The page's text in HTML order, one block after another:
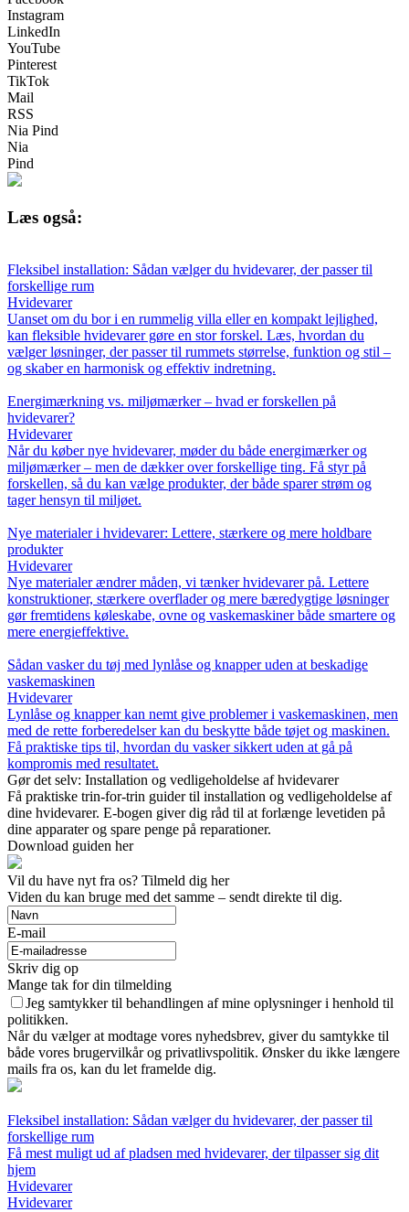
Instagram
LinkedIn
YouTube
Pinterest
TikTok
Mail
RSS
Nia Pind
Nia
Pind
Læs også:
Fleksibel installation: Sådan vælger du hvidevarer, der passer til
forskellige rum
Hvidevarer
Uanset om du bor i en rummelig villa eller en kompakt lejlighed,
kan fleksible hvidevarer gøre en stor forskel. Læs, hvordan du
vælger løsninger, der passer til rummets størrelse, funktion og stil –
og skaber en harmonisk og effektiv indretning.
Energimærkning vs. miljømærker – hvad er forskellen på
hvidevarer?
Hvidevarer
Når du køber nye hvidevarer, møder du både energimærker og
miljømærker – men de dækker over forskellige ting. Få styr på
forskellen, så du kan vælge produkter, der både sparer strøm og
tager hensyn til miljøet.
Nye materialer i hvidevarer: Lettere, stærkere og mere holdbare
produkter
Hvidevarer
Nye materialer ændrer måden, vi tænker hvidevarer på. Lettere
konstruktioner, stærkere overflader og mere bæredygtige løsninger
gør fremtidens køleskabe, ovne og vaskemaskiner både smartere og
mere energieffektive.
Sådan vasker du tøj med lynlåse og knapper uden at beskadige
vaskemaskinen
Hvidevarer
Lynlåse og knapper kan nemt give problemer i vaskemaskinen, men
med de rette forberedelser kan du beskytte både tøjet og maskinen.
Få praktiske tips til, hvordan du vasker sikkert uden at gå på
kompromis med resultatet.
Gør det selv: Installation og vedligeholdelse af hvidevarer
Få praktiske trin-for-trin guider til installation og vedligeholdelse af
dine hvidevarer. E-bogen giver dig råd til at forlænge levetiden på
dine apparater og spare penge på reparationer.
Download guiden her
Vil du have nyt fra os? Tilmeld dig her
Viden du kan bruge med det samme – sendt direkte til dig.
E-mail
Skriv dig op
Mange tak for din tilmelding
Jeg samtykker til behandlingen af mine oplysninger i henhold til
politikken.
Når du vælger at modtage vores nyhedsbrev, giver du samtykke til
både vores brugervilkår og privatlivspolitik. Ønsker du ikke længere
mails fra os, kan du let framelde dig.
Fleksibel installation: Sådan vælger du hvidevarer, der passer til
forskellige rum
Få mest muligt ud af pladsen med hvidevarer, der tilpasser sig dit
hjem
Hvidevarer
Hvidevarer